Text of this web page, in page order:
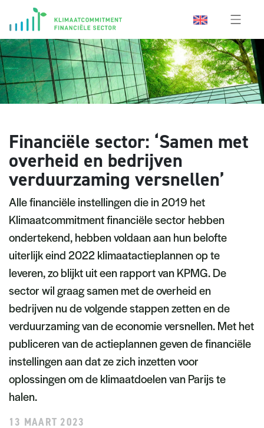
Financiële sector: ‘Samen met
overheid en bedrijven
verduurzaming versnellen’
Alle financiële instellingen die in 2019 het
Klimaatcommitment financiële sector hebben
ondertekend, hebben voldaan aan hun belofte
uiterlijk eind 2022 klimaatactieplannen op te
leveren, zo blijkt uit een rapport van KPMG. De
sector wil graag samen met de overheid en
bedrijven nu de volgende stappen zetten en de
verduurzaming van de economie versnellen. Met het
publiceren van de actieplannen geven de financiële
instellingen aan dat ze zich inzetten voor
oplossingen om de klimaatdoelen van Parijs te
halen.
13 MAART 2023